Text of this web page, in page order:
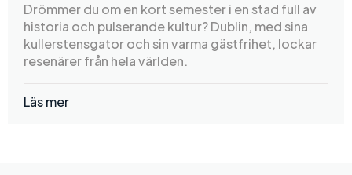
Drömmer du om en kort semester i en stad full av
historia och pulserande kultur? Dublin, med sina
kullerstensgator och sin varma gästfrihet, lockar
resenärer från hela världen.
Läs mer